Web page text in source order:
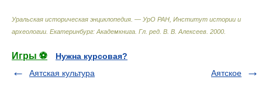
Уральская историческая энциклопедия. — УрО РАН, Институт истории и
археологии. Екатеринбург: Академкнига Гл. ред. В. В. Алексеев 2000
Игры ⚽
Нужна курсовая?
Аятская культура
Аятское